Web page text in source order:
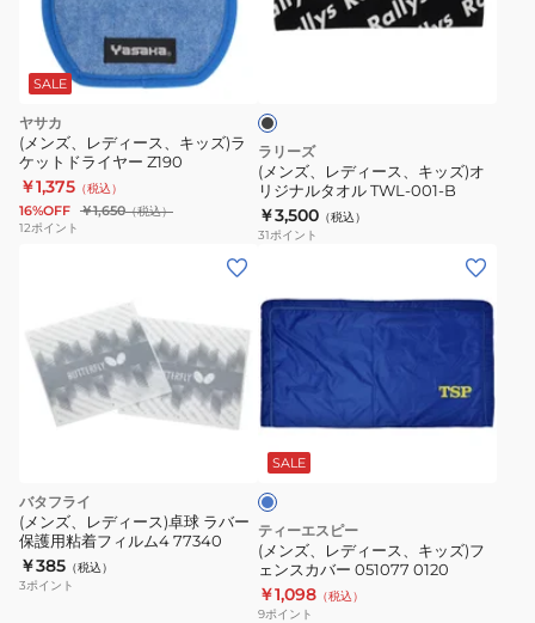
タ
SALE
ヤサカ
(メンズ、レディース、キッズ)ラ
ケットドライヤー Z190
￥1,375 （税込）
16%OFF ￥1,650（税込）
12ポイント
ィ
キ
ッ
ズ)
オ
リ
ル
タ
オ
ル
TWL-
001-
ブ
ラ
ッ
ラリーズ
(メンズ、レディース、キッズ)オ
リジナルタオル TWL-001-B
￥3,500 （税込）
31ポイント
バタフライ
(メンズ、レディース)卓球 ラバー
保護用粘着フィルム4 77340
￥385 （税込）
3ポイント
ズ、
レ
デ
ィ
ー
ス、
キ
ッ
ズ)
フ
ェ
SALE
ブ
ティーエスピー
(メンズ、レディース、キッズ)フ
ェンスカバー 051077 0120
￥1,098 （税込）
9ポイント